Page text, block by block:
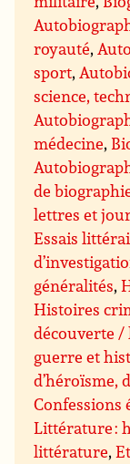
royauté,
sport,
science,
médecine,
de
lettres et
Essais
généralités,
Histoires
découverte
guerre et
d’héroïsme,
Confessions
Littérature :
littérature,